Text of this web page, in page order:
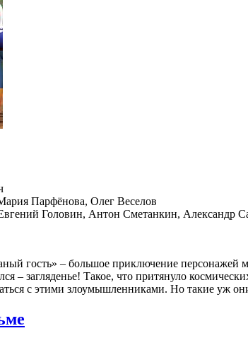
Парфёнова, Олег Веселов
Головин, Антон Сметанкин, Александр
гость» – большое приключение
– загляденье! Такое, что притянуло
с этими злоумышленниками. Но такие уж